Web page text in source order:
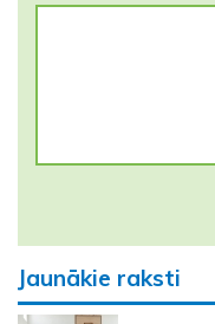
Jaunākie raksti